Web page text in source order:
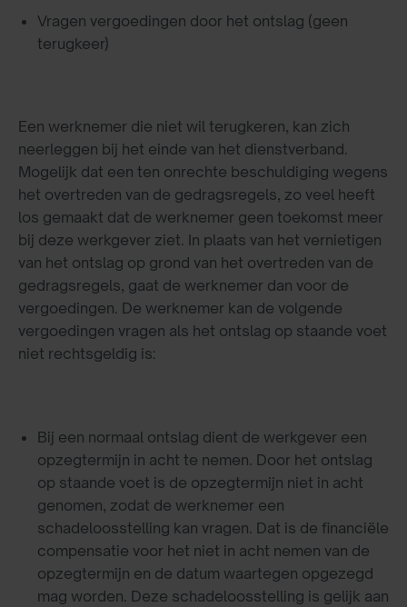
Vragen vergoedingen door het ontslag (geen
terugkeer)
Een werknemer die niet wil terugkeren, kan zich
neerleggen bij het einde van het dienstverband.
Mogelijk dat een ten onrechte beschuldiging wegens
het overtreden van de gedragsregels, zo veel heeft
los gemaakt dat de werknemer geen toekomst meer
bij deze werkgever ziet. In plaats van het vernietigen
van het ontslag op grond van het overtreden van de
gedragsregels, gaat de werknemer dan voor de
vergoedingen. De werknemer kan de volgende
vergoedingen vragen als het ontslag op staande voet
niet rechtsgeldig is:
Bij een normaal ontslag dient de werkgever een
opzegtermijn in acht te nemen. Door het ontslag
op staande voet is de opzegtermijn niet in acht
genomen, zodat de werknemer een
schadeloosstelling kan vragen. Dat is de financiële
compensatie voor het niet in acht nemen van de
opzegtermijn en de datum waartegen opgezegd
mag worden. Deze schadeloosstelling is gelijk aan